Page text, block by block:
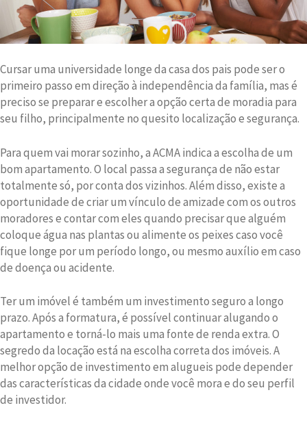
Cursar uma universidade longe da casa dos pais pode ser o
primeiro passo em direção à independência da família, mas é
preciso se preparar e escolher a opção certa de moradia para
seu filho, principalmente no quesito localização e segurança.
Para quem vai morar sozinho, a ACMA indica a escolha de um
bom apartamento. O local passa a segurança de não estar
totalmente só, por conta dos vizinhos. Além disso, existe a
oportunidade de criar um vínculo de amizade com os outros
moradores e contar com eles quando precisar que alguém
coloque água nas plantas ou alimente os peixes caso você
fique longe por um período longo, ou mesmo auxílio em caso
de doença ou acidente.
Ter um imóvel é também um investimento seguro a longo
prazo. Após a formatura, é possível continuar alugando o
apartamento e torná-lo mais uma fonte de renda extra. O
segredo da locação está na escolha correta dos imóveis. A
melhor opção de investimento em alugueis pode depender
das características da cidade onde você mora e do seu perfil
de investidor.